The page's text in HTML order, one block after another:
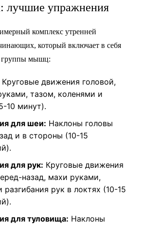
лучшие упражнения
комплекс утренней
который включает в себя
группы мышц:
Круговые движения головой,
тазом, коленями и
10 минут).
для шеи: Наклоны головы
и в стороны (10-15
для рук: Круговые движения
назад, махи руками,
разгибания рук в локтях (10-15
для туловища: Наклоны